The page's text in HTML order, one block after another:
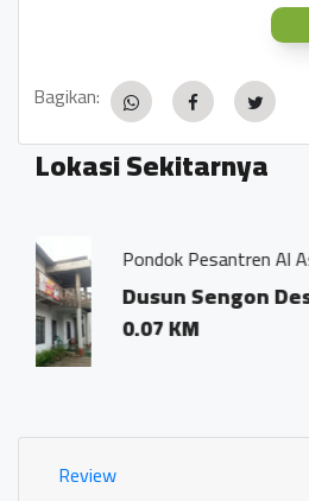
Bagikan:
Lokasi Sekitarnya
Al Asyrof
Desa Trasan
Review